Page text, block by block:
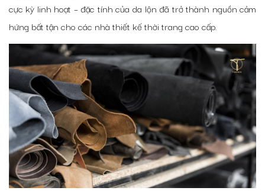
cực kỳ linh hoạt – đặc tính của da lộn đã trở thành nguồn cảm
hứng bất tận cho các nhà thiết kế thời trang cao cấp.